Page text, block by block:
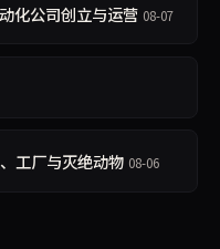
化公司创立与运营 08-07
工厂与灭绝动物 08-06